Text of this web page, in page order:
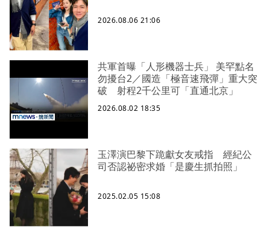
2026.08.06 21:06
共軍首曝「人形機器士兵」 美罕點名
勿擾台2／國造「極音速飛彈」重大突
破 射程2千公里可「直通北京」
2026.08.02 18:35
玉澤演巴黎下跪獻女友戒指 經紀公
司否認祕密求婚「是慶生抓拍照」
2025.02.05 15:08